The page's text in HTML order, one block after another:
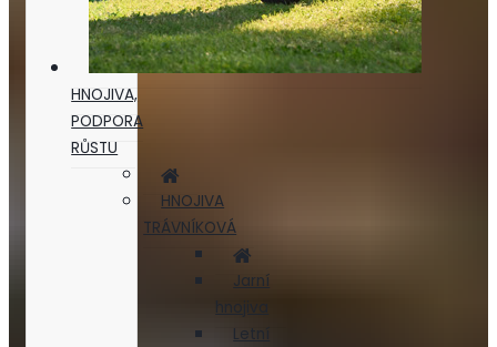
HNOJIVA,
PODPORA
RŮSTU
HNOJIVA
TRÁVNÍKOVÁ
Jarní
hnojiva
Letní